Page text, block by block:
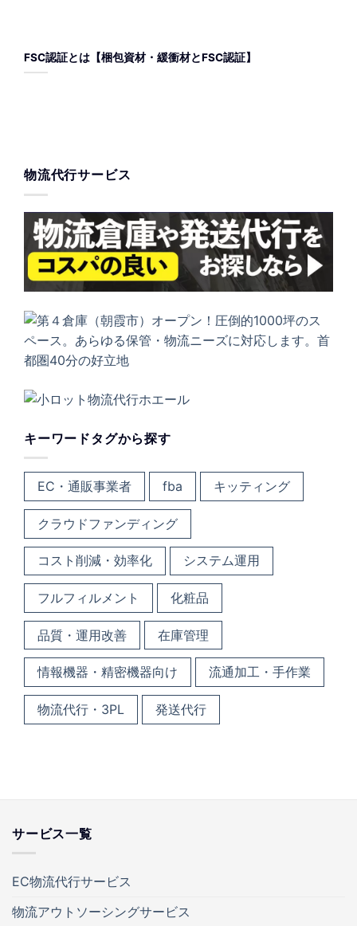
FSC認証とは【梱包資材・緩衝材とFSC認証】
物流代行サービス
キーワードタグから探す
EC・通販事業者 fba キッティング
クラウドファンディング
コスト削減・効率化 システム運用
フルフィルメント 化粧品
品質・運用改善 在庫管理
情報機器・精密機器向け 流通加工・手作業
物流代行・3PL 発送代行
サービス一覧
EC物流代行サービス
物流アウトソーシングサービス